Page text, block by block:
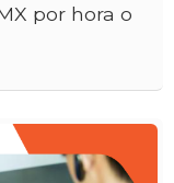
por hora o